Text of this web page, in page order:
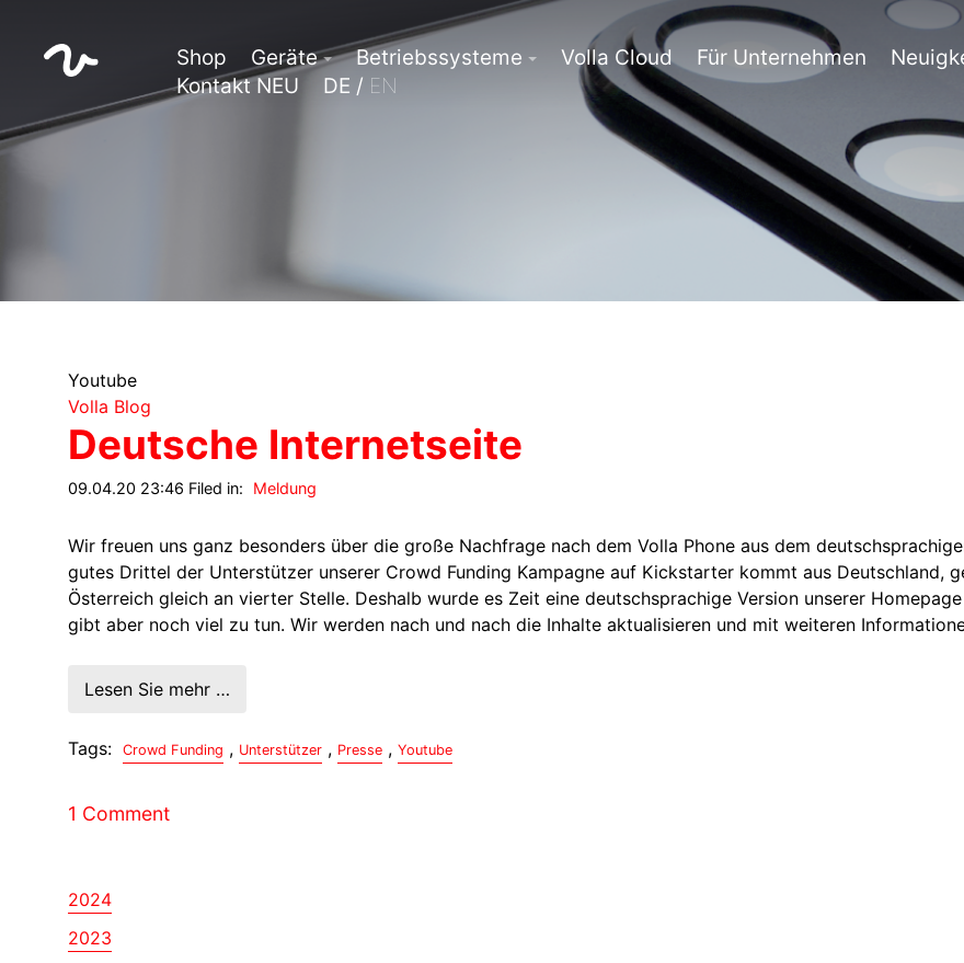
Shop Geräte Betriebssysteme Volla Cloud Für Unternehmen
Kontakt NEU
DE / EN
Youtube
Volla Blog
Deutsche Internetseite
09.04.20 23:46 Filed in: Meldung
Wir freuen uns ganz besonders über die große Nachfrage nach dem Volla Phone aus dem
gutes Drittel der Unterstützer unserer Crowd Funding Kampagne auf Kickstarter kommt aus Deutschland,
Österreich gleich an vierter Stelle. Deshalb wurde es Zeit eine deutschsprachige Version unserer
gibt aber noch viel zu tun. Wir werden nach und nach die Inhalte aktualisieren und mit weiteren
Lesen Sie mehr …
Tags: Crowd Funding , Unterstützer , Presse , Youtube
1 Comment
2024
2023